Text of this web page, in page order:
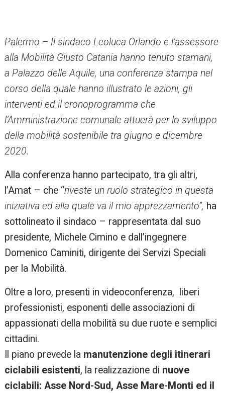
Palermo – Il sindaco Leoluca Orlando e l’assessore
alla Mobilità Giusto Catania hanno tenuto stamani,
a Palazzo delle Aquile, una conferenza stampa nel
corso della quale hanno illustrato le azioni, gli
interventi ed il cronoprogramma che
l’Amministrazione comunale attuerà per lo sviluppo
della mobilità sostenibile tra giugno e dicembre
2020.
Alla conferenza hanno partecipato, tra gli altri,
l’Amat – che “riveste un ruolo strategico in questa
iniziativa ed alla quale va il mio apprezzamento”, ha
sottolineato il sindaco – rappresentata dal suo
presidente, Michele Cimino e dall’ingegnere
Domenico Caminiti, dirigente dei Servizi Speciali
per la Mobilità.
Oltre a loro, presenti in videoconferenza, liberi
professionisti, esponenti delle associazioni di
appassionati della mobilità su due ruote e semplici
cittadini.
Il piano prevede la manutenzione degli itinerari
ciclabili esistenti, la realizzazione di nuove
ciclabili: Asse Nord-Sud, Asse Mare-Monti ed il